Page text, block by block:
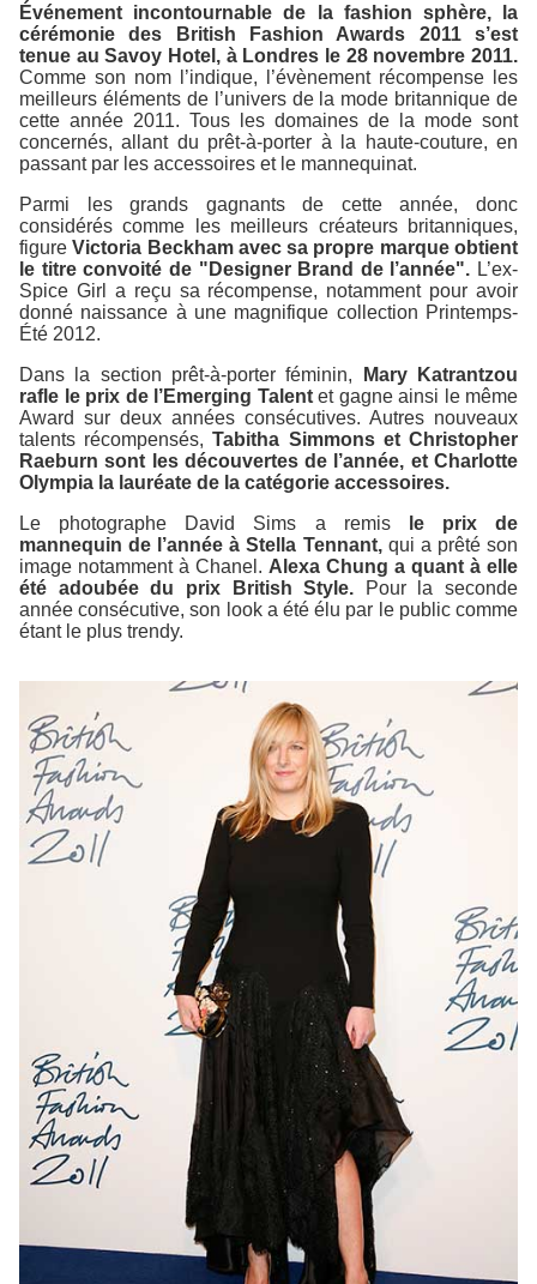
Événement incontournable de la fashion sphère, la
cérémonie des British Fashion Awards 2011 s’est
tenue au Savoy Hotel, à Londres le 28 novembre 2011.
Comme son nom l’indique, l’évènement récompense les
meilleurs éléments de l’univers de la mode britannique de
cette année 2011. Tous les domaines de la mode sont
concernés, allant du prêt-à-porter à la haute-couture, en
passant par les accessoires et le mannequinat.
Parmi les grands gagnants de cette année, donc
considérés comme les meilleurs créateurs britanniques,
figure Victoria Beckham avec sa propre marque obtient
le titre convoité de "Designer Brand de l’année". L’ex-
Spice Girl a reçu sa récompense, notamment pour avoir
donné naissance à une magnifique collection Printemps-
Été 2012.
Dans la section prêt-à-porter féminin,
Mary Katrantzou
rafle le prix de l’Emerging Talentet gagne ainsi le même
Award sur deux années consécutives. Autres nouveaux
talents récompensés, Tabitha Simmons et Christopher
Raeburn sont les découvertes de l’année, et Charlotte
Olympia la lauréate de la catégorie accessoires.
Le photographe David Sims a remisle prix de
mannequin de l’année à Stella Tennant,qui a prêté son
image notamment à Chanel. Alexa Chung a quant à elle
été adoubée du prix British Style. Pour la seconde
année consécutive, son look a été élu par le public comme
étant le plus trendy.